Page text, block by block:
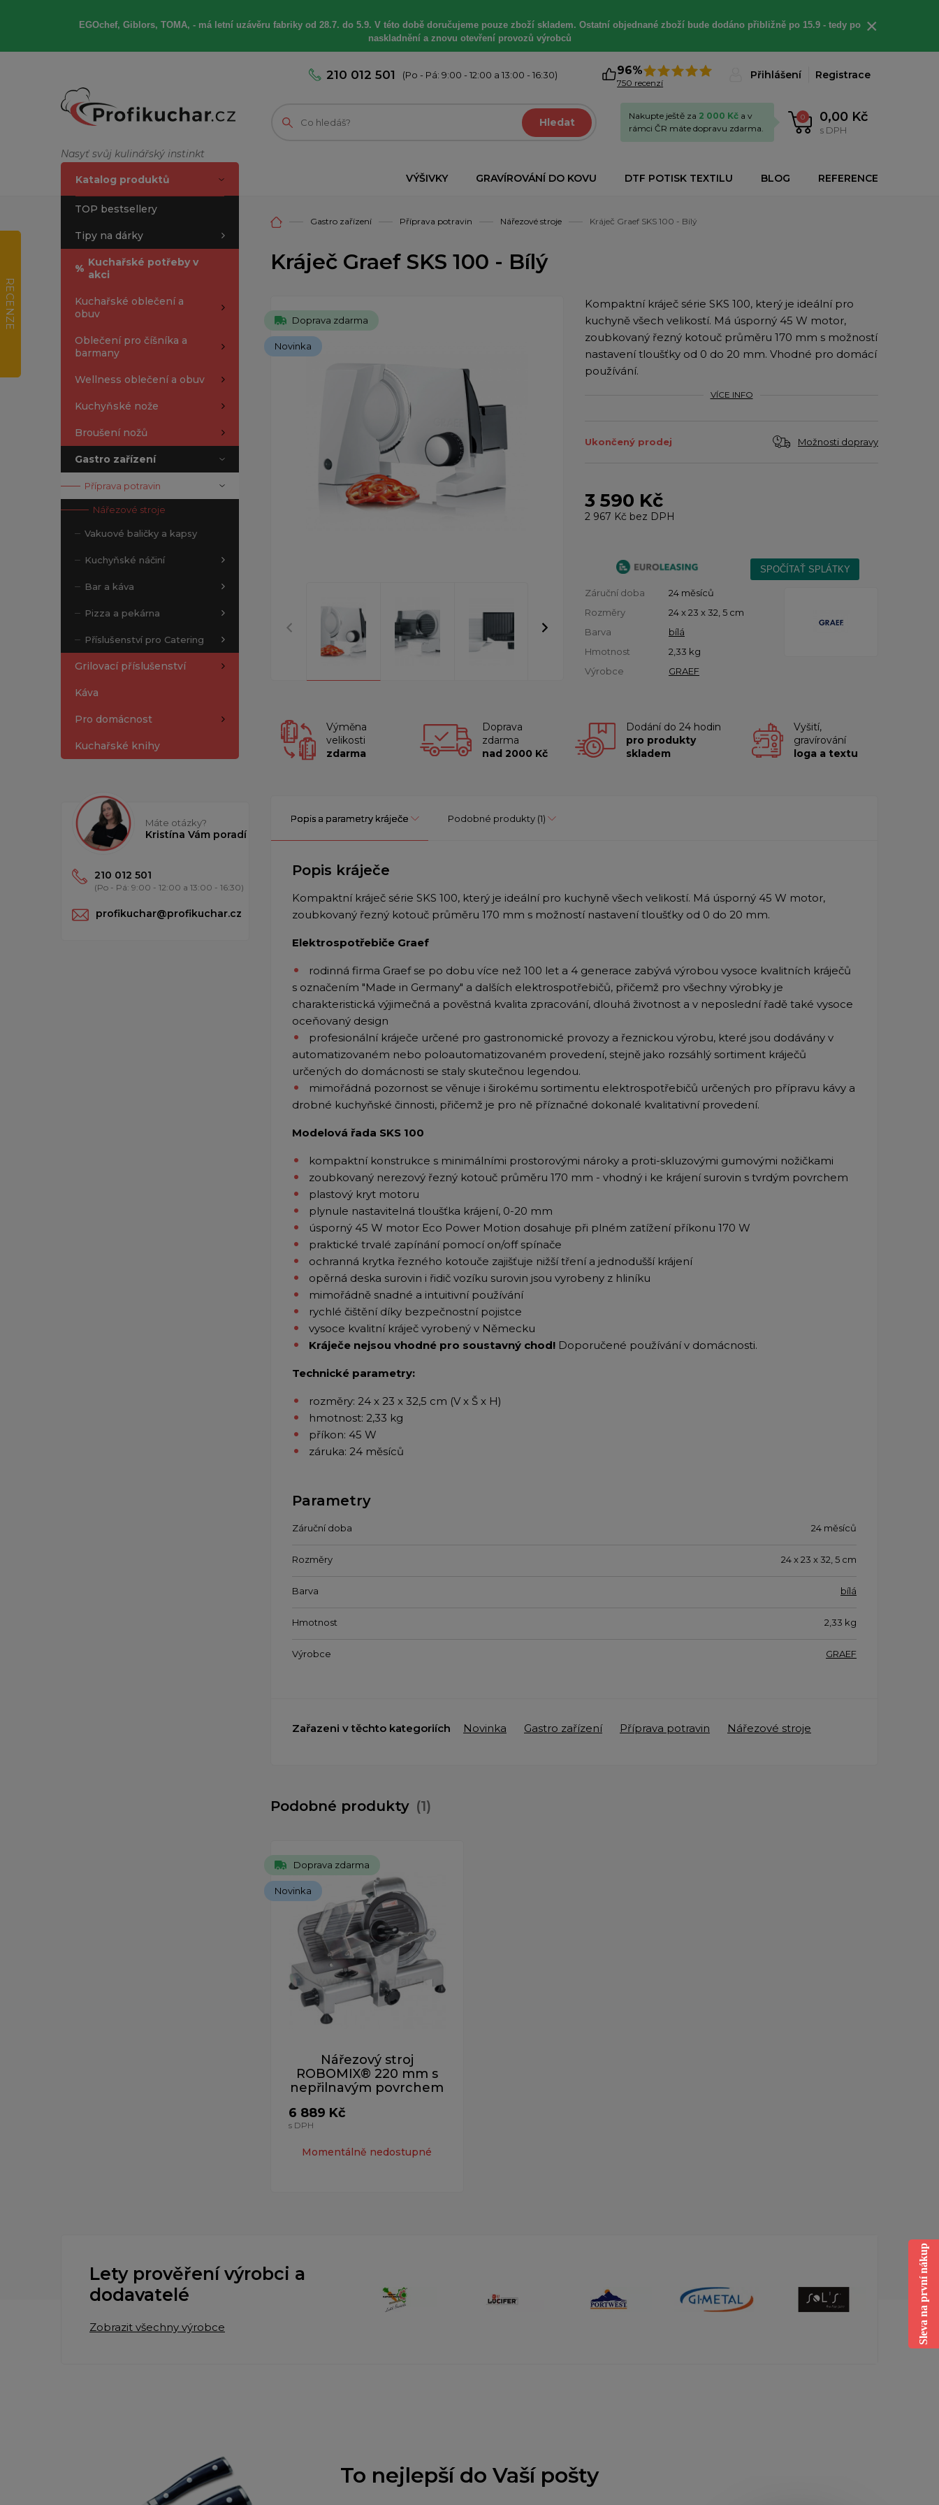
EGOchef, Giblors, TOMA, -má letní uzávěru fabriky od 28.7. do 5.9. V této době doručujeme pouze zboží skladem. Ostatní objednané zboží bude dodáno přibližně po 15.9 - tedy po
naskladnění a znovu otevření provozů výrobců
×
Nasyť svůj kulinářský instinkt
210 012 501 (Po - Pá: 9:00 - 12:00 a 13:00 - 16:30) 96%
750 recenzí
Přihlášení Registrace
Hledat 0 0,00 Kč
s DPH
Nakupte ještě za 2 000 Kč a v
rámci ČR máte dopravu zdarma.
VÝŠIVKY GRAVÍROVÁNÍ DO KOVU DTF POTISK TEXTILU BLOG REFERENCE
Katalog produktů
TOP bestsellery
Tipy na dárky
% Kuchařské potřeby v
akci
Kuchařské oblečení a
obuv
Oblečení pro číšníka a
barmany
Wellness oblečení a obuv
Kuchyňské nože
Broušení nožů
Gastro zařízení
Příprava potravin
Nářezové stroje
Vakuové baličky a kapsy
Kuchyňské náčiní
Bar a káva
Pizza a pekárna
Příslušenství pro Catering
Grilovací příslušenství
Káva
Pro domácnost
Kuchařské knihy
Máte otázky?
Kristína Vám poradí
210 012 501
(Po - Pá: 9:00 - 12:00 a 13:00 - 16:30)
profikuchar@profikuchar.cz
Gastro zařízení Příprava potravin Nářezové stroje Kráječ Graef SKS 100 - Bílý
Kráječ Graef SKS 100 - Bílý
Doprava zdarma
Novinka
Kompaktní kráječ série SKS 100, který je ideální pro
kuchyně všech velikostí. Má úsporný 45 W motor,
zoubkovaný řezný kotouč průměru 170 mm s možností
nastavení tloušťky od 0 do 20 mm. Vhodné pro domácí
používání.
VÍCE INFO
Ukončený prodej Možnosti dopravy
3 590 Kč
2 967 Kč bez DPH
Záruční doba
24 měsíců
Rozměry
24 x 23 x 32, 5 cm
Barva
bílá
Hmotnost
2,33 kg
Výrobce
GRAEF
Výměna
velikosti
zdarma
Doprava
zdarma
nad 2000 Kč
Dodání do 24 hodin
pro produkty
skladem
Vyšití,
gravírování
loga a textu
Popis a parametry kráječe Podobné produkty (1)
Popis kráječe
Kompaktní kráječ série SKS 100, který je ideální pro kuchyně všech velikostí. Má úsporný 45 W motor,
zoubkovaný řezný kotouč průměru 170 mm s možností nastavení tloušťky od 0 do 20 mm.
Elektrospotřebiče Graef
rodinná firma Graef se po dobu více než 100 let a 4 generace zabývá výrobou vysoce kvalitních kráječů
s označením "Made in Germany" a dalších elektrospotřebičů, přičemž pro všechny výrobky je
charakteristická výjimečná a pověstná kvalita zpracování, dlouhá životnost a v neposlední řadě také vysoce
oceňovaný design
profesionální kráječe určené pro gastronomické provozy a řeznickou výrobu, které jsou dodávány v
automatizovaném nebo poloautomatizovaném provedení, stejně jako rozsáhlý sortiment kráječů
určených do domácnosti se staly skutečnou legendou.
mimořádná pozornost se věnuje i širokému sortimentu elektrospotřebičů určených pro přípravu kávy a
drobné kuchyňské činnosti, přičemž je pro ně příznačné dokonalé kvalitativní provedení.
Modelová řada SKS 100
kompaktní konstrukce s minimálními prostorovými nároky a proti-skluzovými gumovými nožičkami
zoubkovaný nerezový řezný kotouč průměru 170 mm - vhodný i ke krájení surovin s tvrdým povrchem
plastový kryt motoru
plynule nastavitelná tloušťka krájení, 0-20 mm
úsporný 45 W motor Eco Power Motion dosahuje při plném zatížení příkonu 170 W
praktické trvalé zapínání pomocí on/off spínače
ochranná krytka řezného kotouče zajišťuje nižší tření a jednodušší krájení
opěrná deska surovin i řidič vozíku surovin jsou vyrobeny z hliníku
mimořádně snadné a intuitivní používání
rychlé čištění díky bezpečnostní pojistce
vysoce kvalitní kráječ vyrobený v Německu
Kráječe nejsou vhodné pro soustavný chod! Doporučené používání v domácnosti.
Technické parametry:
rozměry: 24 x 23 x 32,5 cm (V x Š x H)
hmotnost: 2,33 kg
příkon: 45 W
záruka: 24 měsíců
Parametry
Záruční doba 24 měsíců
Rozměry 24 x 23 x 32, 5 cm
Barva bílá
Hmotnost 2,33 kg
Výrobce GRAEF
Zařazeni v těchto kategoriích Novinka Gastro zařízení Příprava potravin Nářezové stroje
Podobné produkty (1)
Doprava zdarma
Novinka
Nářezový stroj
ROBOMIX® 220 mm s
nepřilnavým povrchem
6 889 Kč
s DPH
Momentálně nedostupné
Lety prověření výrobci a
dodavatelé
Zobrazit všechny výrobce
To nejlepší do Vaší pošty
RECENZE
Sleva na první nákup